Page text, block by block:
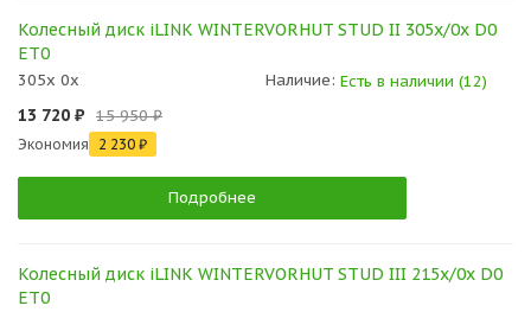
Колесный диск iLINK WINTERVORHUT STUD II 305x/0x D0
ET0
305x 0x Наличие: Есть в наличии (12)
13 720 ₽ 15 950 ₽
Экономия 2 230 ₽
Подробнее
Колесный диск iLINK WINTERVORHUT STUD III 215x/0x D0
ET0